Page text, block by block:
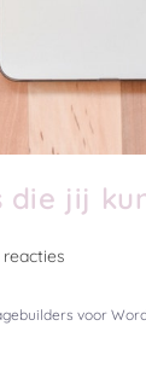
die jij
reacties
voor